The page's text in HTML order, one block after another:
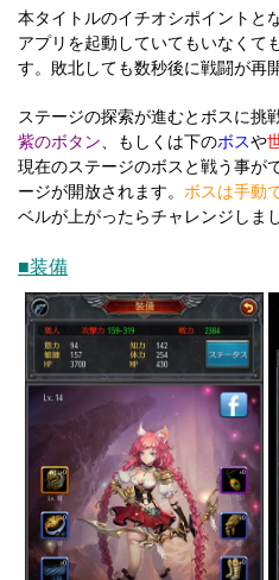
本タイトルのイチオシポイントと
アプリを起動していてもいなくて
す。敗北しても数秒後に戦闘が再
ステージの探索が進むとボスに挑
紫のボタン 、もしくは下のボスや
現在のステージのボスと戦う事が
ージが開放されます。 ボスは手動
ベルが上がったらチャレンジしまし
■装備